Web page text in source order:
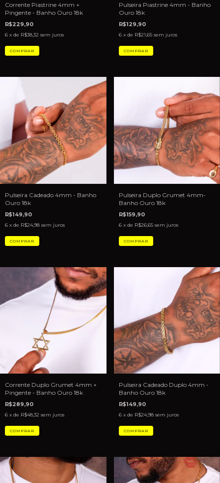
Corrente Piastrine 4mm +
Pingente - Banho Ouro 18k
R$229,90
6 x de R$38,32 sem juros
Pulseira Piastrine 4mm - Banho
Ouro 18k
R$129,90
6 x de R$21,65 sem juros
Pulseira Cadeado 4mm - Banho
Ouro 18k
R$149,90
6 x de R$24,98 sem juros
Pulseira Duplo Grumet 4mm-
Banho Ouro 18k
R$159,90
6 x de R$26,65 sem juros
Corrente Duplo Grumet 4mm +
Pingente - Banho Ouro 18k
R$289,90
6 x de R$48,32 sem juros
Pulseira Cadeado Duplo 4mm -
Banho Ouro 18k
R$149,90
6 x de R$24,98 sem juros